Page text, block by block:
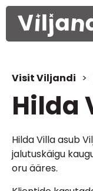
Visit Viljandi >
Hilda
Hilda Villa asub
jalutuskäigu
oru ääres.